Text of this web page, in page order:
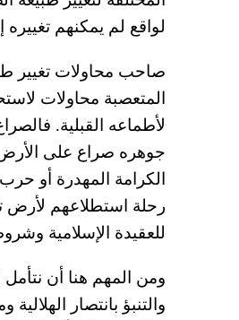
لواقع لم يمكنهم تغييره
صاحب محاولات تغيير
المتعصبة محاولات
لأطماعه القبلية.
جوهره صراع على الأرض
الكرامة المهدرة أو
رحلة استطلاعهم لأرض
للعقيدة الإسلامية
ومن المهم هنا أن نتأمل
والتنبؤ بانتصار